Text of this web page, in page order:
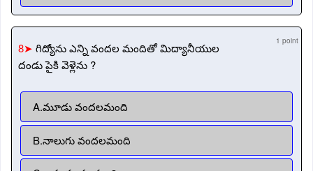
8➤ గిద్యోను ఎన్ని వందల మందితో మిద్యానీయుల
దండు పైకి వెళ్లెను ?
1 point
A.మూడు వందలమంది
B.నాలుగు వందలమంది